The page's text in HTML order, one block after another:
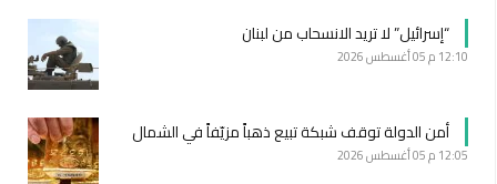
“إسرائيل” لا تريد الانسحاب من لبنان
12:10 م 05 أغسطس 2026
أمن الدولة توقف شبكة تبيع ذهباً مزيّفاً في الشمال
12:05 م 05 أغسطس 2026